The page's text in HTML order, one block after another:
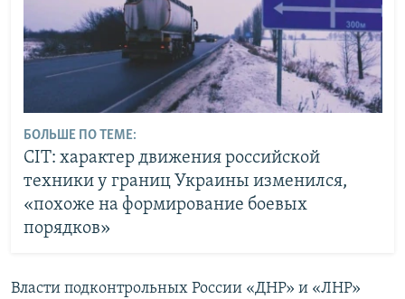
БОЛЬШЕ ПО ТЕМЕ:
CIT: характер движения российской
техники у границ Украины изменился,
«похоже на формирование боевых
порядков»
Власти подконтрольных России «ДНР» и «ЛНР»